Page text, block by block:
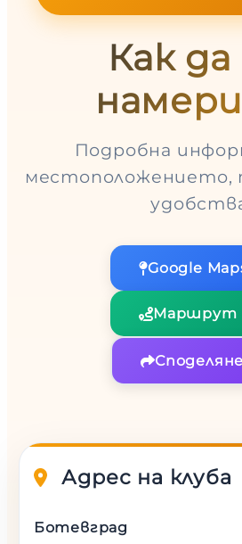
Как
Подробна
местоположението,
Google
Маршрут
Споделяне
Адрес на клуба
Ботевград